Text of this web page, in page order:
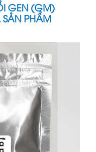
GEN (GM)
PHẨM